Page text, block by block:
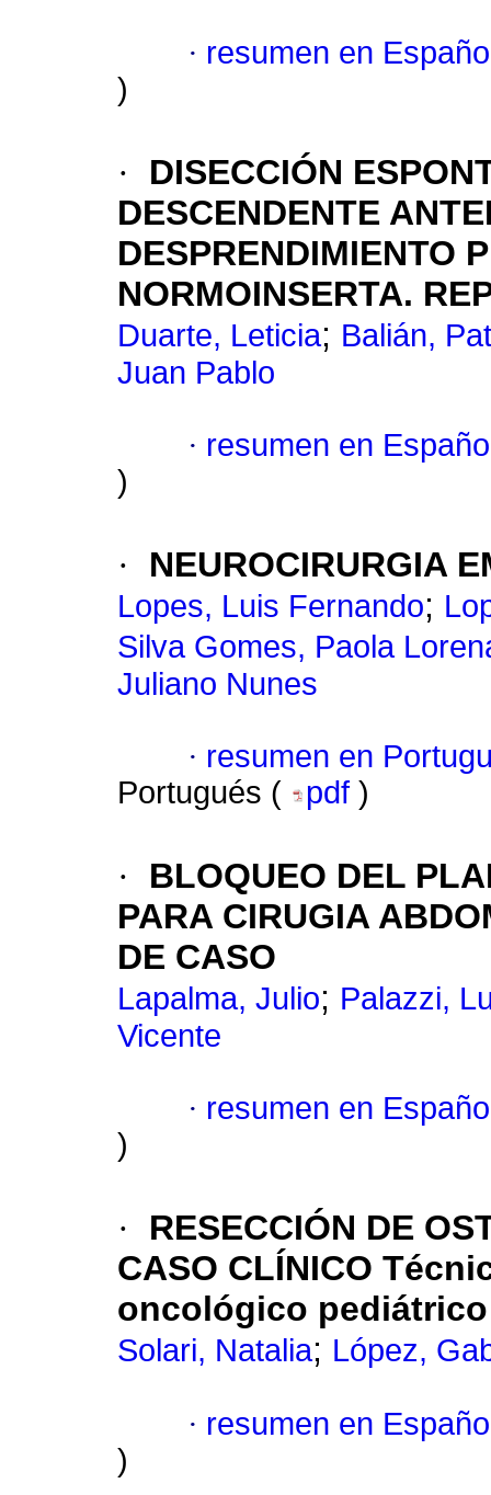
· resumen en
)
·
DISECCIÓN
DESCENDENTE
DESPRENDIMIENTO
NORMOINSERTA.
Duarte, Leticia; Balián,
Juan Pablo
· resumen en
)
· NEUROCIRURGIA
Lopes, Luis Fernando;
Silva Gomes, Paola
Juliano Nunes
· resumen en
Portugués (
pdf )
·
BLOQUEO DEL
PARA CIRUGIA
DE CASO
Lapalma, Julio; Palazzi,
Vicente
· resumen en
)
·
RESECCIÓN DE
CASO CLÍNICO
oncológico
Solari, Natalia; López,
· resumen en
)